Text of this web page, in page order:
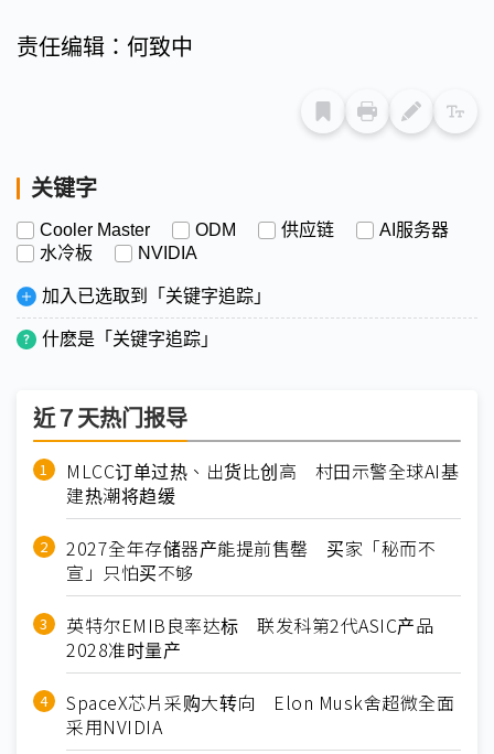
责任编辑：何致中
关键字
Cooler Master ODM 供应链
AI服务器
水冷板
NVIDIA
加入已选取到「关键字追踪」
什麽是「关键字追踪」
近７天热门报导
MLCC订单过热、出货比创高 村田示警全球AI基
建热潮将趋缓
2027全年存储器产能提前售罄 买家「秘而不
宣」只怕买不够
英特尔EMIB良率达标 联发科第2代ASIC产品
2028准时量产
SpaceX芯片采购大转向 Elon Musk舍超微全面
采用NVIDIA